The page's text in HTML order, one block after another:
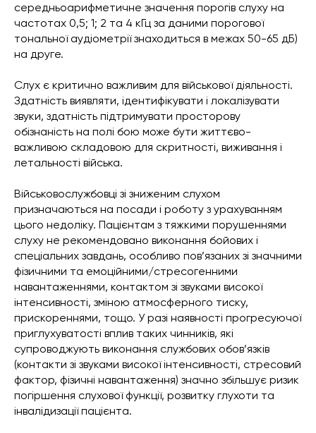
середньоарифметичне значення порогів слуху на
частотах 0,5; 1; 2 та 4 кГц за даними порогової
тональної аудіометрії знаходиться в межах 50-65 дБ)
на друге.
Слух є критично важливим для військової діяльності.
Здатність виявляти, ідентифікувати і локалізувати
звуки, здатність підтримувати просторову
обізнаність на полі бою може бути життєво-
важливою складовою для скритності, виживання і
летальності війська.
Військовослужбовці зі зниженим слухом
призначаються на посади і роботу з урахуванням
цього недоліку. Пацієнтам з тяжкими порушеннями
слуху не рекомендовано виконання бойових і
спеціальних завдань, особливо пов’язаних зі значними
фізичними та емоційними/стресогенними
навантаженнями, контактом зі звуками високої
інтенсивності, зміною атмосферного тиску,
прискореннями, тощо. У разі наявності прогресуючої
приглухуватості вплив таких чинників, які
супроводжують виконання службових обов’язків
(контакти зі звуками високої інтенсивності, стресовий
фактор, фізичні навантаження) значно збільшує ризик
погіршення слухової функції, розвитку глухоти та
інвалідизації пацієнта.